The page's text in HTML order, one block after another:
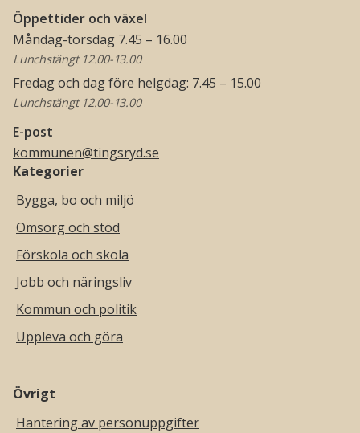
Öppettider och växel
Måndag-torsdag 7.45 – 16.00
Lunchstängt 12.00-13.00
Fredag och dag före helgdag: 7.45 – 15.00
Lunchstängt 12.00-13.00
E-post
kommunen@tingsryd.se
Kategorier
Bygga, bo och miljö
Omsorg och stöd
Förskola och skola
Jobb och näringsliv
Kommun och politik
Uppleva och göra
Övrigt
Hantering av personuppgifter